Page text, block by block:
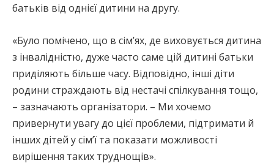
батьків від однієї дитини на другу.
«Було помічено, що в сім’ях, де виховується дитина
з інвалідністю, дуже часто саме цій дитині батьки
приділяють більше часу. Відповідно, інші діти
родини страждають від нестачі спілкування тощо,
– зазначають організатори. – Ми хочемо
привернути увагу до цієї проблеми, підтримати й
інших дітей у сім’ї та показати можливості
вирішення таких труднощів».